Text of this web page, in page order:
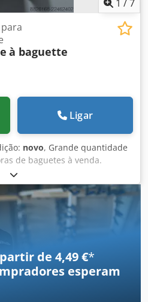
1 /7
à baguette
Ligar
novo, Grande quantidade
de baguetes à venda.
- BONGARD - MERAND
Tcsx Af Ser - BERTRAND
- JAC - PANIRECORD F73
- PAVAILLER - STAFF Preço
em kit completo para uma
- Tapete frontal - Tapete
- Tapete de receção
de 4,49 €*
esperam